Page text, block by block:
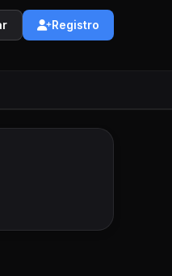
Registro